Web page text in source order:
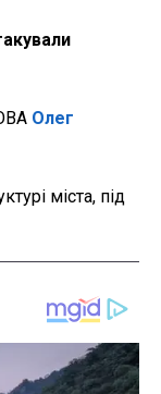
Олег
міста, під